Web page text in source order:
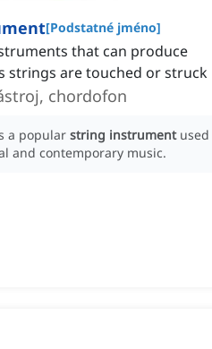
[Podstatné jméno]
that can produce
strings are touched or struck
chordofon
a popular string instrument used
and contemporary music.